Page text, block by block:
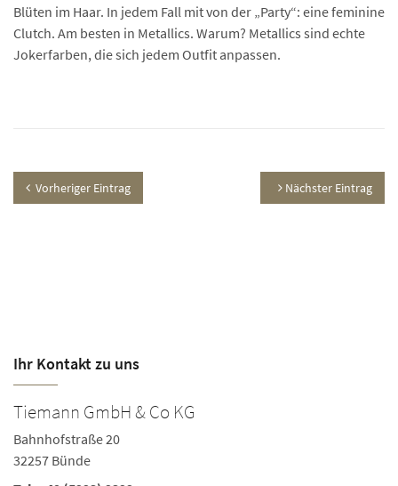
Blüten im Haar. In jedem Fall mit von der „Party“: eine feminine
Clutch. Am besten in Metallics. Warum? Metallics sind echte
Jokerfarben, die sich jedem Outfit anpassen.
Vorheriger Eintrag Nächster Eintrag
Ihr Kontakt zu uns
Tiemann GmbH & Co KG
Bahnhofstraße 20
32257 Bünde